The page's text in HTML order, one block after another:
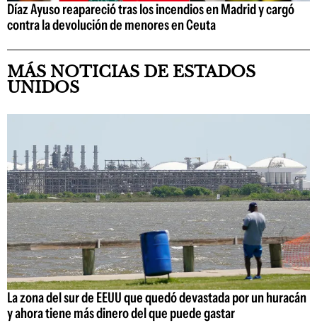
Díaz Ayuso reapareció tras los incendios en Madrid y cargó
contra la devolución de menores en Ceuta
MÁS NOTICIAS DE ESTADOS
UNIDOS
La zona del sur de EEUU que quedó devastada por un huracán
y ahora tiene más dinero del que puede gastar